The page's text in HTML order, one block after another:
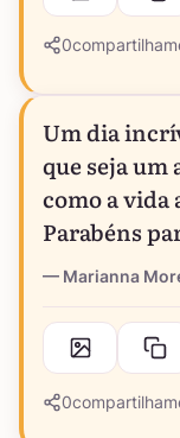
0
Um dia
que seja
como a vida
Parabéns
Marianna
0